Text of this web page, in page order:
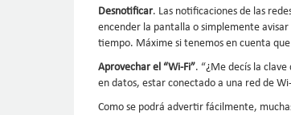
Desnotificar. Las notificaciones de las
encender la pantalla o simplemente
tiempo. Máxime si tenemos en cuenta
Aprovechar el “Wi-Fi”. “¿Me decís la clave
en datos, estar conectado a una red de
Como se podrá advertir fácilmente,